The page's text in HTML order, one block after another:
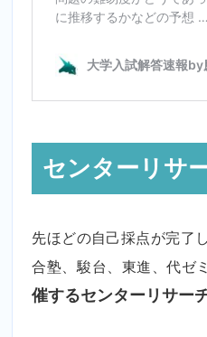
センターリサ
先ほどの自己採点が完了
合塾、駿台、東進、代ゼ
催するセンターリサー